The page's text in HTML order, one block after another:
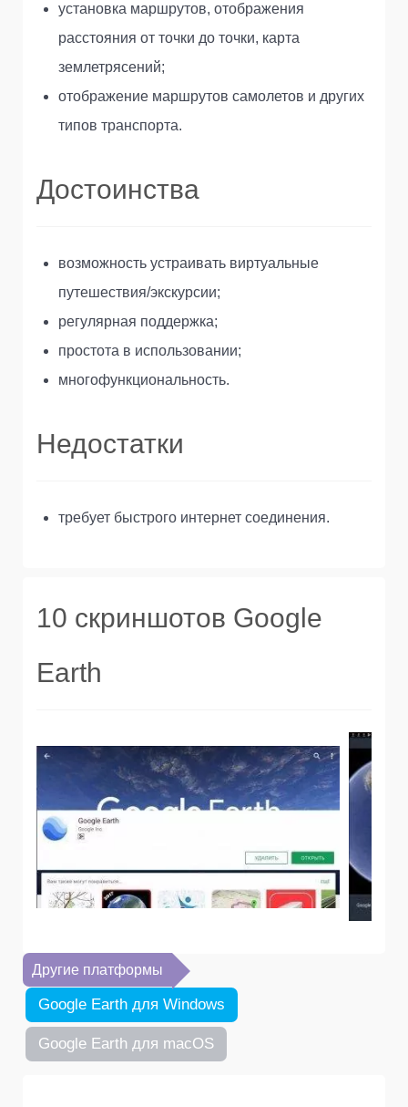
установка маршрутов, отображения
расстояния от точки до точки, карта
землетрясений;
отображение маршрутов самолетов и других
типов транспорта.
Достоинства
возможность устраивать виртуальные
путешествия/экскурсии;
регулярная поддержка;
простота в использовании;
многофункциональность.
Недостатки
требует быстрого интернет соединения.
10 скриншотов Google
Earth
Другие платформы
Google Earth для Windows
Google Earth для macOS